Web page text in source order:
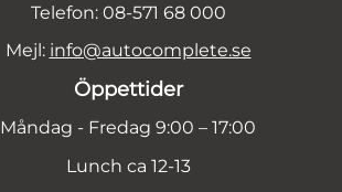
Telefon: 08-571 68 000
Mejl: info@autocomplete.se
Öppettider
Måndag - Fredag 9:00 – 17:00
Lunch ca 12-13